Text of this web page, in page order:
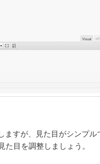
ますが、見た目がシンプル
目を調整しましょう。